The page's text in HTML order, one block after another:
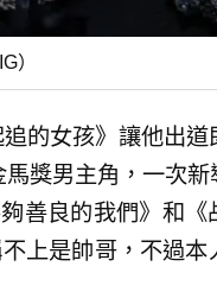
）
的女孩》讓他出道
獎男主角，一次
善良的我們》和《
上是帥哥，不過本